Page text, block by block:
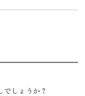
でしょうか？